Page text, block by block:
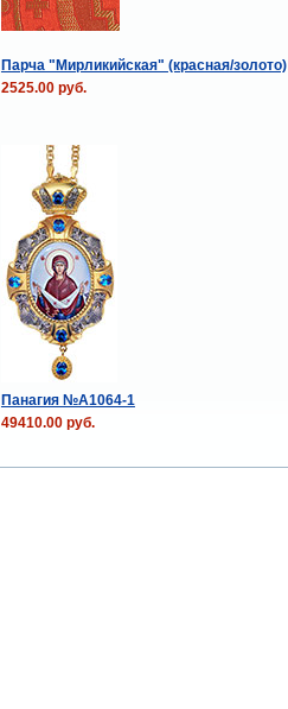
Парча "Мирликийская" (красная/золото)
2525.00 руб.
Панагия №A1064-1
49410.00 руб.